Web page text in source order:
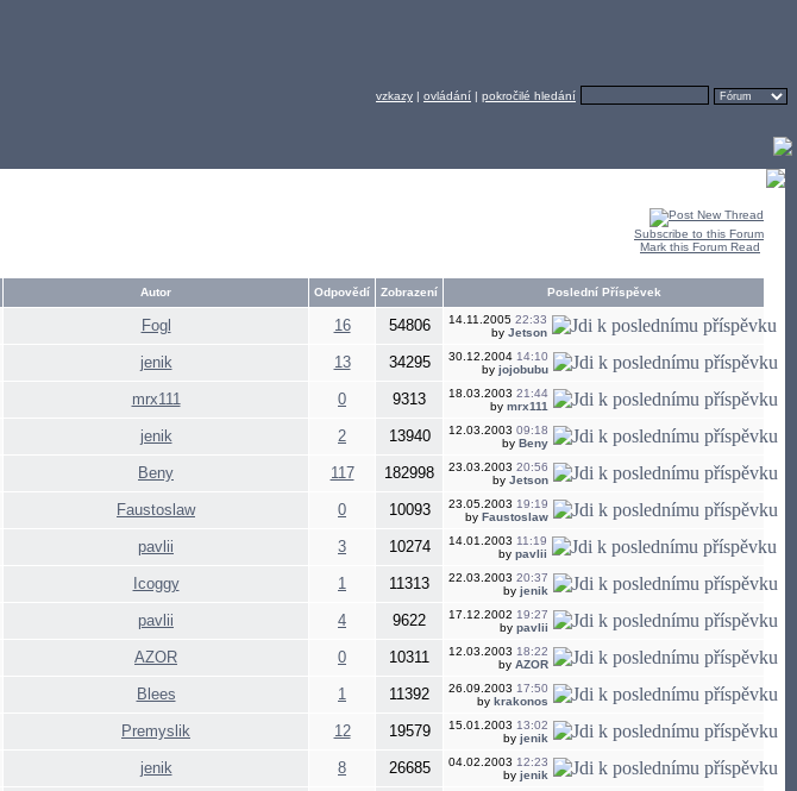
vzkazy | ovládání | pokročilé hledání
Subscribe to this Forum
Mark this Forum Read
Autor Odpovědí Zobrazení Poslední Příspěvek
Fogl 16 54806 14.11.2005 22:33
by Jetson
jenik 13 34295 30.12.2004 14:10
by jojobubu
mrx111 0 9313 18.03.2003 21:44
by mrx111
jenik 2 13940 12.03.2003 09:18
by Beny
Beny 117 182998 23.03.2003 20:56
by Jetson
Faustoslaw 0 10093 23.05.2003 19:19
by Faustoslaw
pavlii 3 10274 14.01.2003 11:19
by pavlii
Icoggy 1 11313 22.03.2003 20:37
by jenik
pavlii 4 9622 17.12.2002 19:27
by pavlii
AZOR 0 10311 12.03.2003 18:22
by AZOR
Blees 1 11392 26.09.2003 17:50
by krakonos
Premyslik 12 19579 15.01.2003 13:02
by jenik
jenik 8 26685 04.02.2003 12:23
by jenik